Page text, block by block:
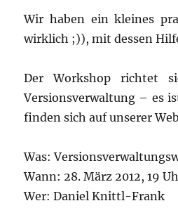
Wir haben ein kleines
wirklich ;)), mit dessen
Der Workshop richtet
Versionsverwaltung – es
finden sich auf unserer
Was:
Wann: 28. März 2012, 19
Wer: Daniel Knittl-Frank